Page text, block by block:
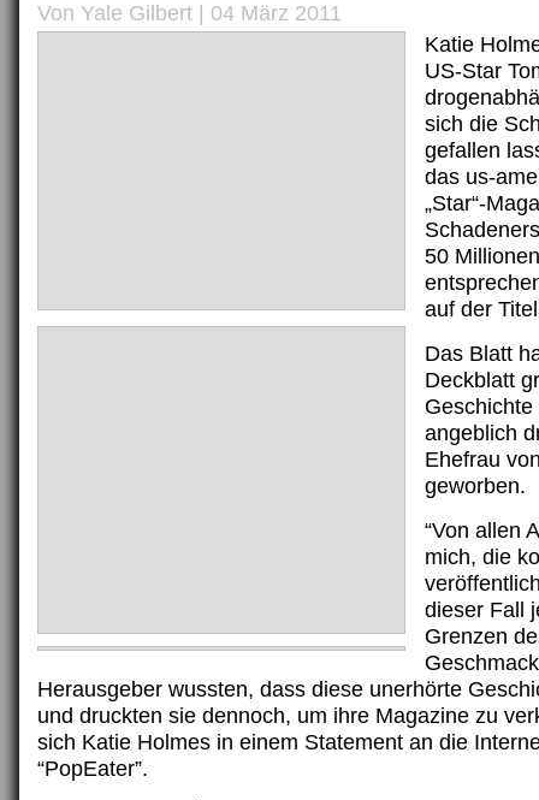
Von Yale Gilbert | 04 März 2011
Katie
US-Star
sich die
gefallen
das us-
„Star“-
50
auf der
Das Blatt
Deckblatt
angeblich
Ehefrau
geworben.
“Von allen
mich, die
dieser Fall
Grenzen
Herausgeber wussten, dass diese unerhörte
und druckten sie dennoch, um ihre Magazine zu
sich Katie Holmes in einem Statement an die
“PopEater”.